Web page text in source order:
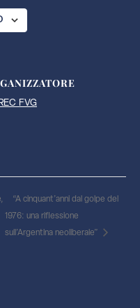
FVG
“A cinquant’anni dal golpe del
1976: una riflessione
sull’Argentina neoliberale”